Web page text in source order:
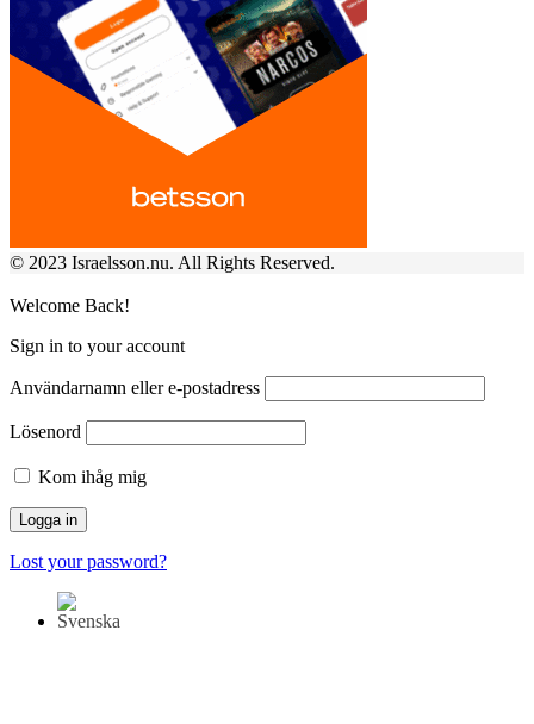
© 2023 Israelsson.nu. All Rights Reserved.
Welcome Back!
Sign in to your account
Användarnamn eller e-postadress
Lösenord
Kom ihåg mig
Lost your password?